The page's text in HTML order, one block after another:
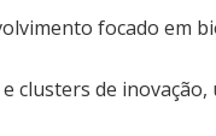
focado em
clusters de